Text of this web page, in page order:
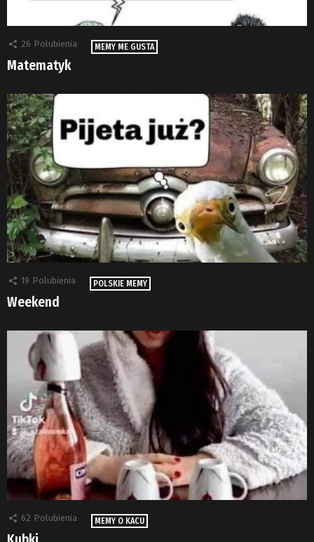
26 Polubienia MEMY ME GUSTA
Matematyk
19 Polubienia POLSKIE MEMY
Weekend
62 Polubienia MEMY O KACU